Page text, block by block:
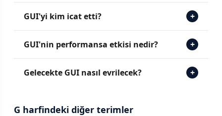
GUI'yi kim icat etti? +
GUI'nin performansa etkisi nedir? +
Gelecekte GUI nasıl evrilecek? +
G harfindeki diğer terimler